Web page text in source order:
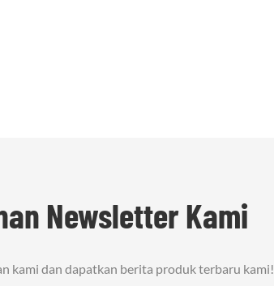
Newsletter Kami
kami dan dapatkan berita produk terbaru kami!